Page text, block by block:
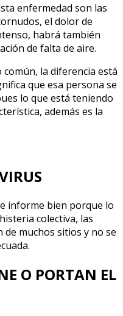
enfermedad son las
el dolor de
habrá también
de falta de aire.
la diferencia está
que esa persona se
lo que está teniendo
además es la
informe bien porque lo
colectiva, las
muchos sitios y no se
O PORTAN EL